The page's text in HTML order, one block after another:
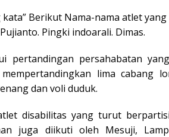
kata” Berikut Nama-nama atlet
Pingki indoarali. Dimas.
pertandingan persahabatan
lima cabang
dan voli duduk.
disabilitas yang turut
juga diikuti oleh Mesuji,